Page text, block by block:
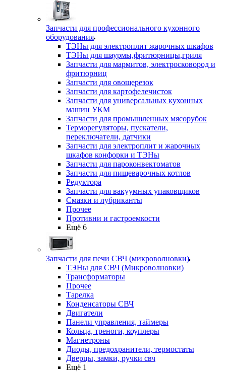
Запчасти для профессионального кухонного
оборудования
ТЭНы для электроплит жарочных шкафов
ТЭНы для шаурмы,фритюрницы,гриля
Запчасти для мармитов, электросковород и
фритюрниц
Запчасти для овощерезок
Запчасти для картофелечисток
Запчасти для универсальных кухонных
машин УКМ
Запчасти для промышленных мясорубок
Терморегуляторы, пускатели,
переключатели, датчики
Запчасти для электроплит и жарочных
шкафов конфорки и ТЭНы
Запчасти для пароконвектоматов
Запчасти для пищеварочных котлов
Редуктора
Запчасти для вакуумных упаковщиков
Смазки и лубриканты
Прочее
Противни и гастроемкости
Ещё 6
Запчасти для печи СВЧ (микроволновки)
ТЭНы для СВЧ (Микроволновки)
Трансформаторы
Прочее
Тарелка
Конденсаторы СВЧ
Двигатели
Панели управления, таймеры
Кольца, треноги, коуплеры
Магнетроны
Диоды, предохранители, термостаты
Дверцы, замки, ручки свч
Ещё 1